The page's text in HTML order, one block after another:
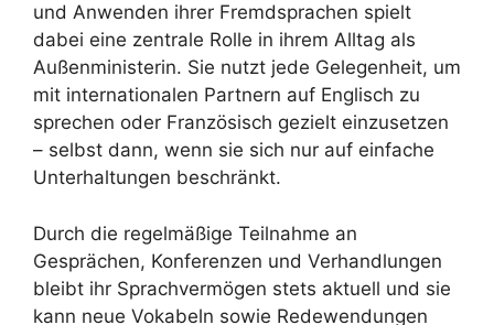
und Anwenden ihrer Fremdsprachen spielt
dabei eine zentrale Rolle in ihrem Alltag als
Außenministerin. Sie nutzt jede Gelegenheit, um
mit internationalen Partnern auf Englisch zu
sprechen oder Französisch gezielt einzusetzen
– selbst dann, wenn sie sich nur auf einfache
Unterhaltungen beschränkt.
Durch die regelmäßige Teilnahme an
Gesprächen, Konferenzen und Verhandlungen
bleibt ihr Sprachvermögen stets aktuell und sie
kann neue Vokabeln sowie Redewendungen